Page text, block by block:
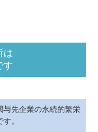
は
す
与先企業の永続的繁栄
。